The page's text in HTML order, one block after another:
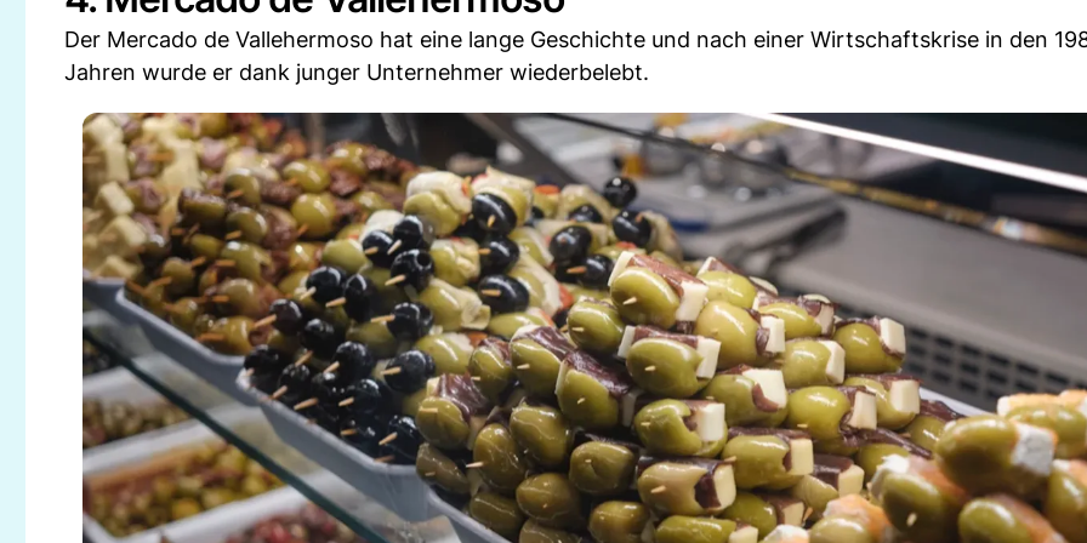
Der Mercado de Vallehermoso hat eine lange Geschichte und nach einer Wirtschaftskrise in den
Jahren wurde er dank junger Unternehmer wiederbelebt.